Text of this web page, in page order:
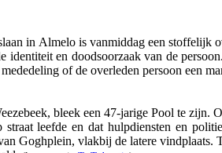
in Almelo is vanmiddag een stoffelijk
identiteit en doodsoorzaak van de
of de overleden persoon een
bleek een 47-jarige Pool te zijn.
leefde en dat hulpdiensten en
Goghplein, vlakbij de latere vindplaats.